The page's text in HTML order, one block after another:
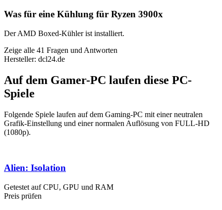
Was für eine Kühlung für Ryzen 3900x
Der AMD Boxed-Kühler ist installiert.
Zeige alle 41 Fragen und Antworten
Hersteller: dcl24.de
Auf dem Gamer-PC laufen diese PC-
Spiele
Folgende Spiele laufen auf dem Gaming-PC mit einer neutralen
Grafik-Einstellung und einer normalen Auflösung von FULL-HD
(1080p).
Alien: Isolation
Getestet auf CPU, GPU und RAM
Preis prüfen